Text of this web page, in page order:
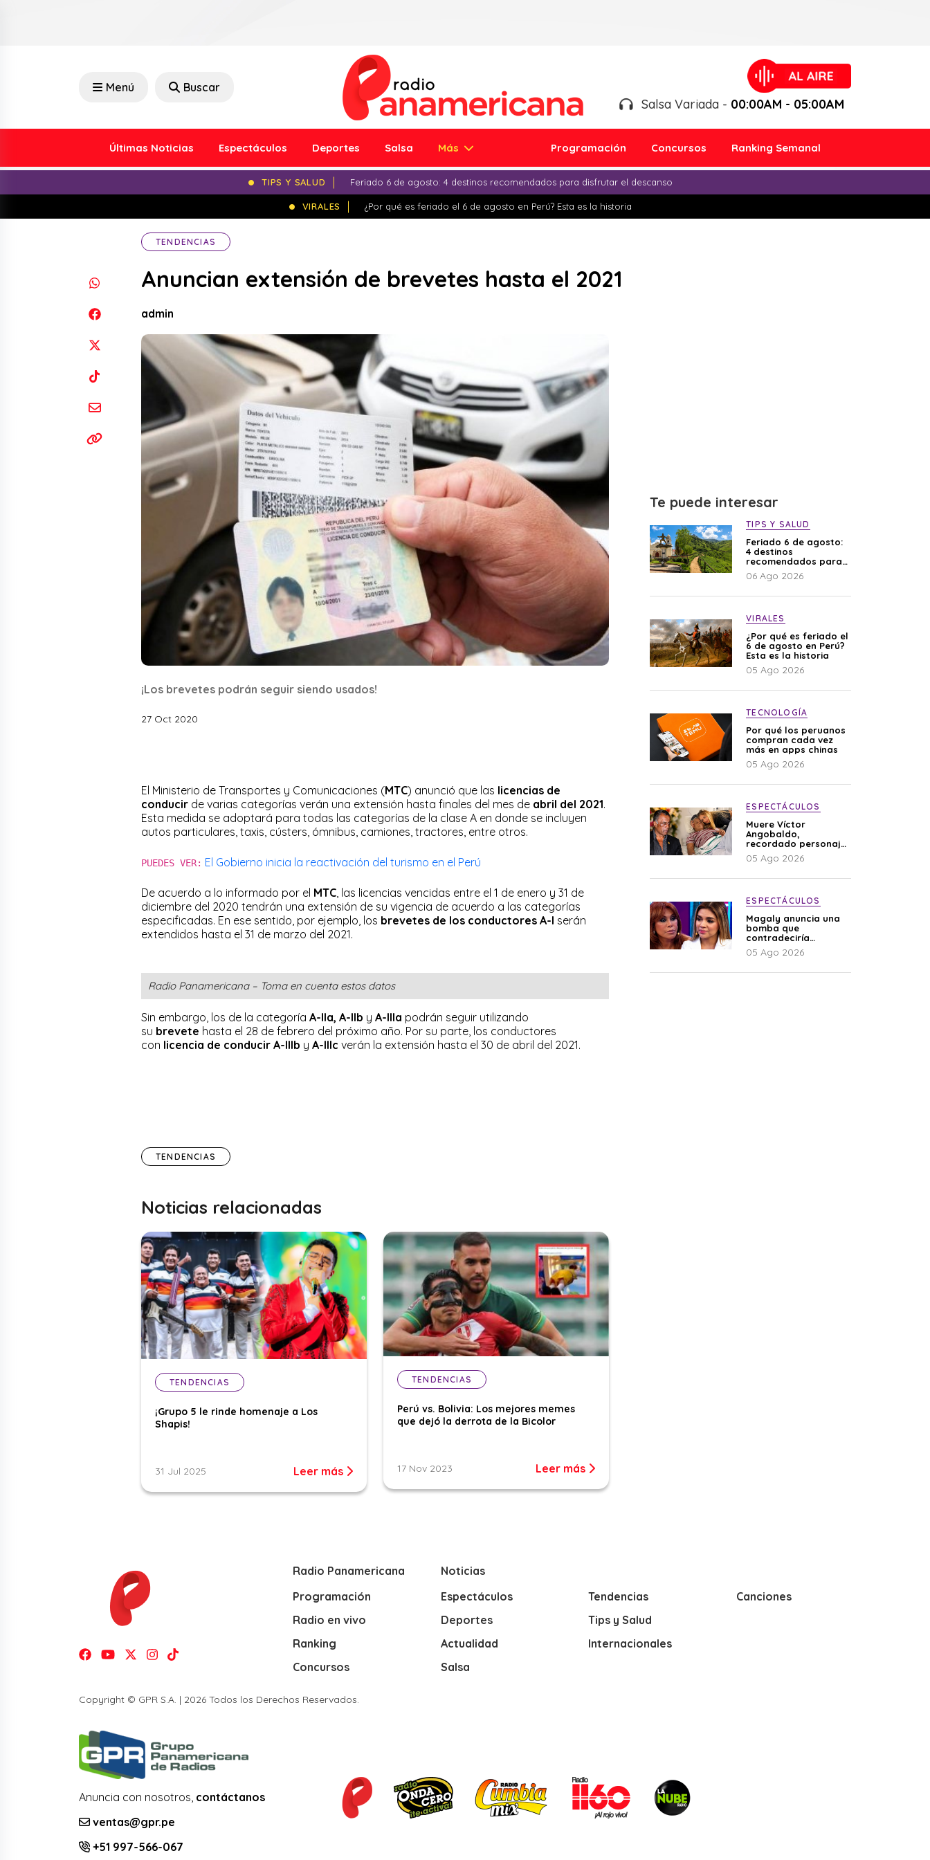
Menú Buscar
Salsa Variada - 00:00AM - 05:00AM
Últimas Noticias Espectáculos Deportes Salsa Más Programación Concursos Ranking Semanal
TIPS Y SALUD Feriado 6 de agosto: 4 destinos recomendados para disfrutar el descanso
VIRALES ¿Por qué es feriado el 6 de agosto en Perú? Esta es la historia
TENDENCIAS
Anuncian extensión de brevetes hasta el 2021
admin
¡Los brevetes podrán seguir siendo usados!
27 Oct 2020
El Ministerio de Transportes y Comunicaciones (MTC) anunció que las licencias de
conducir de varias categorías verán una extensión hasta finales del mes de abril del 2021.
Esta medida se adoptará para todas las categorías de la clase A en donde se incluyen
autos particulares, taxis, cústers, ómnibus, camiones, tractores, entre otros.
PUEDES VER: El Gobierno inicia la reactivación del turismo en el Perú
De acuerdo a lo informado por el MTC , las licencias vencidas entre el 1 de enero y 31 de
diciembre del 2020 tendrán una extensión de su vigencia de acuerdo a las categorías
especificadas. En ese sentido, por ejemplo, los brevetes de los conductores A-I serán
extendidos hasta el 31 de marzo del 2021.
Radio Panamericana – Toma en cuenta estos datos
Sin embargo, los de la categoría A-IIa, A-IIb y A-IIIa podrán seguir utilizando
su brevete hasta el 28 de febrero del próximo año. Por su parte, los conductores
con licencia de conducir A-IIIb y A-IIIc verán la extensión hasta el 30 de abril del 2021.
TENDENCIAS
Noticias relacionadas
TENDENCIAS
¡Grupo 5 le rinde homenaje a Los
Shapis!
31 Jul 2025 Leer más
TENDENCIAS
Perú vs. Bolivia: Los mejores memes
que dejó la derrota de la Bicolor
17 Nov 2023 Leer más
Te puede interesar
TIPS Y SALUD
Feriado 6 de agosto:
4 destinos
recomendados para
disfrutar el descanso
06 Ago 2026
VIRALES
¿Por qué es feriado el
6 de agosto en Perú?
Esta es la historia
05 Ago 2026
TECNOLOGÍA
Por qué los peruanos
compran cada vez
más en apps chinas
05 Ago 2026
ESPECTÁCULOS
Muere Víctor
Angobaldo,
recordado personaje
de la farándula y
expareja de Shirley
05 Ago 2026
ESPECTÁCULOS
Magaly anuncia una
bomba que
contradeciría
comunicado de La
Bella Luz: “Hay un
05 Ago 2026
Radio Panamericana
Programación
Radio en vivo
Ranking
Concursos
Noticias
Espectáculos
Deportes
Actualidad
Salsa
Tendencias
Tips y Salud
Internacionales
Canciones
Copyright © GPR S.A. | 2026 Todos los Derechos Reservados.
Anuncia con nosotros, contáctanos
ventas@gpr.pe
+51 997-566-067